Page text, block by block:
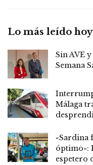
Lo más leído hoy
Sin AVE
Semana
Málaga
«Sardina
óptimo»:
espetero